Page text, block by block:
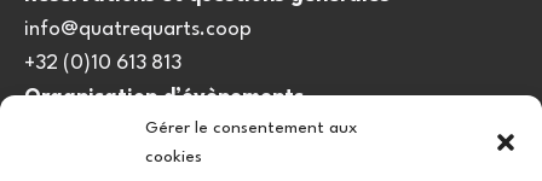
Gérer le consentement aux
cookies
info@quatrequarts.coop
+32 (0)10 613 813
Organisation d’évènements
viedulieu@quatrequarts.coop